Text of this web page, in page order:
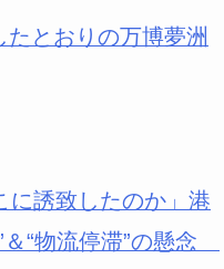
とおりの万博夢洲
に誘致したのか」港
“物流停滞”の懸念